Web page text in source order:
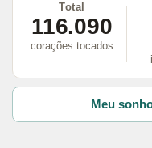
Total
116.090
corações tocados
Meu